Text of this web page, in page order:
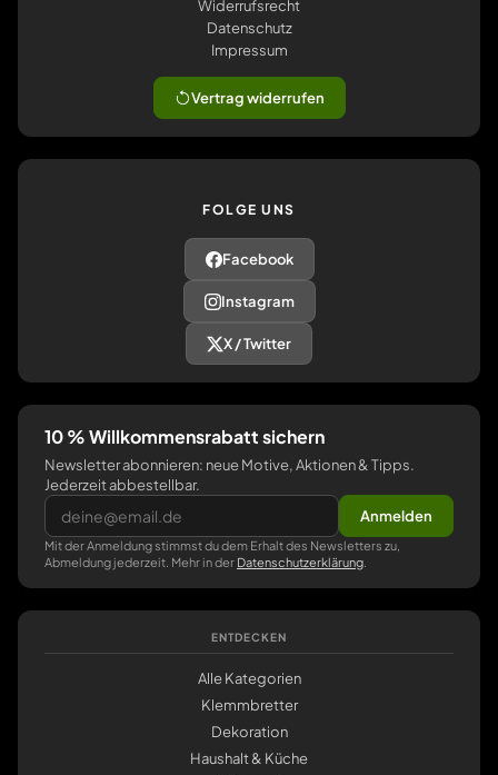
Widerrufsrecht
Datenschutz
Impressum
Vertrag widerrufen
FOLGE UNS
Facebook
Instagram
X / Twitter
10 % Willkommensrabatt sichern
Newsletter abonnieren: neue Motive, Aktionen & Tipps.
Jederzeit abbestellbar.
Anmelden
Mit der Anmeldung stimmst du dem Erhalt des Newsletters zu,
Abmeldung jederzeit. Mehr in der Datenschutzerklärung
ENTDECKEN
Alle Kategorien
Klemmbretter
Dekoration
Haushalt & Küche